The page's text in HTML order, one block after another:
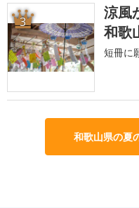
3
涼風
和歌
短冊に
和歌山県の夏